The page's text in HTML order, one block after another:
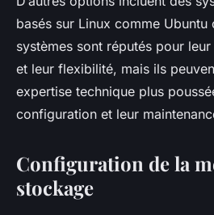
basés sur Linux comme Ubuntu
systèmes sont réputés pour
et leur flexibilité, mais ils
expertise technique plus
configuration et leur
Configuration de la
stockage